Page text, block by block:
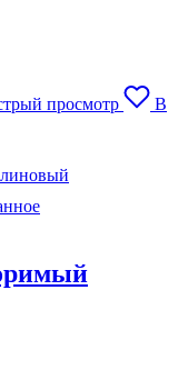
просмотр
В